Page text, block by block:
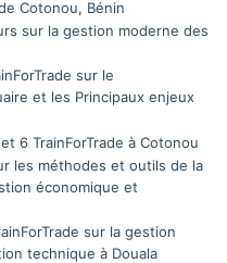
Cotonou, Bénin
sur la gestion moderne des
sur le
et les Principaux enjeux
6 TrainForTrade à Cotonou
les méthodes et outils de la
économique et
sur la gestion
technique à Douala